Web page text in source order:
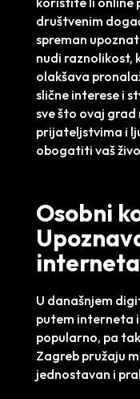
društvenim
spreman
nudi raznolikost,
olakšava
slične interese i
sve što ovaj
prijateljstvima i
obogatiti vaš
Osobni
U današnjem
putem interneta
popularno, pa
Zagreb pružaju
jednostavan i